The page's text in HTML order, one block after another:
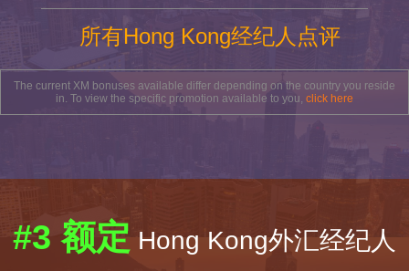
所有Hong Kong经纪人点评
The current XM bonuses available differ depending on the country you reside
in. To view the specific promotion available to you, click here
#3 额定Hong Kong外汇经纪人